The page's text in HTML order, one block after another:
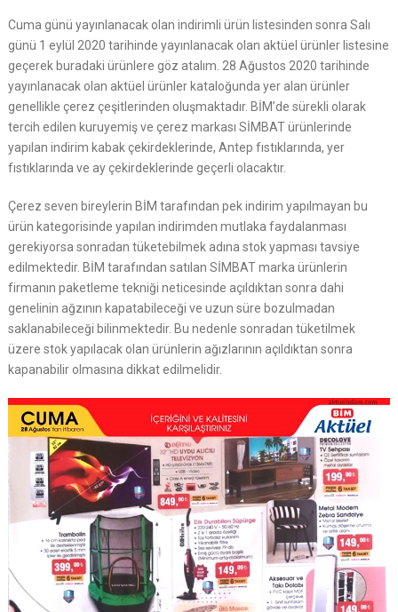
Cuma günü yayınlanacak olan indirimli ürün listesinden sonra Salı
günü 1 eylül 2020 tarihinde yayınlanacak olan aktüel ürünler listesine
geçerek buradaki ürünlere göz atalım. 28 Ağustos 2020 tarihinde
yayınlanacak olan aktüel ürünler kataloğunda yer alan ürünler
genellikle çerez çeşitlerinden oluşmaktadır. BİM’de sürekli olarak
tercih edilen kuruyemiş ve çerez markası SİMBAT ürünlerinde
yapılan indirim kabak çekirdeklerinde, Antep fıstıklarında, yer
fıstıklarında ve ay çekirdeklerinde geçerli olacaktır.
Çerez seven bireylerin BİM tarafından pek indirim yapılmayan bu
ürün kategorisinde yapılan indirimden mutlaka faydalanması
gerekiyorsa sonradan tüketebilmek adına stok yapması tavsiye
edilmektedir. BİM tarafından satılan SİMBAT marka ürünlerin
firmanın paketleme tekniği neticesinde açıldıktan sonra dahi
genelinin ağzının kapatabileceği ve uzun süre bozulmadan
saklanabileceği bilinmektedir. Bu nedenle sonradan tüketilmek
üzere stok yapılacak olan ürünlerin ağızlarının açıldıktan sonra
kapanabilir olmasına dikkat edilmelidir.